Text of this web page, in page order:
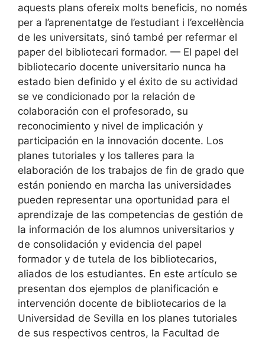
aquests plans ofereix molts beneficis, no només
per a l’aprenentatge de l’estudiant i l’excel·lència
de les universitats, sinó també per refermar el
paper del bibliotecari formador. — El papel del
bibliotecario docente universitario nunca ha
estado bien definido y el éxito de su actividad
se ve condicionado por la relación de
colaboración con el profesorado, su
reconocimiento y nivel de implicación y
participación en la innovación docente. Los
planes tutoriales y los talleres para la
elaboración de los trabajos de fin de grado que
están poniendo en marcha las universidades
pueden representar una oportunidad para el
aprendizaje de las competencias de gestión de
la información de los alumnos universitarios y
de consolidación y evidencia del papel
formador y de tutela de los bibliotecarios,
aliados de los estudiantes. En este artículo se
presentan dos ejemplos de planificación e
intervención docente de bibliotecarios de la
Universidad de Sevilla en los planes tutoriales
de sus respectivos centros, la Facultad de